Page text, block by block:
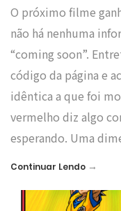
O próximo filme
não há nenhuma
“coming soon”.
código da página e
idêntica a que foi
vermelho diz algo
esperando. Uma
Continuar Lendo →